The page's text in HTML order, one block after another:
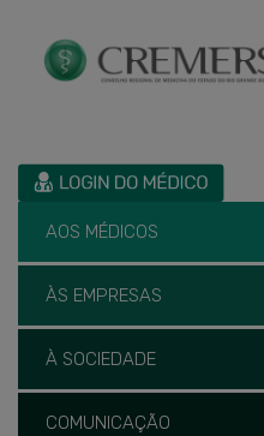
AOS MÉDICOS
ÀS EMPRESAS
À SOCIEDADE
COMUNICAÇÃO